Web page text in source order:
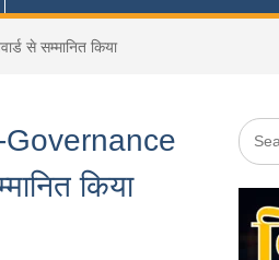
से सम्मानित किया
Governance
किया